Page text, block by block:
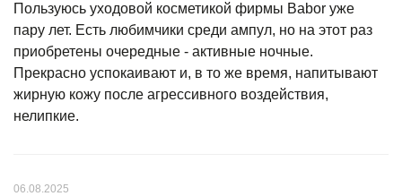
Пользуюсь уходовой косметикой фирмы Babor уже
пару лет. Есть любимчики среди ампул, но на этот раз
приобретены очередные - активные ночные.
Прекрасно успокаивают и, в то же время, напитывают
жирную кожу после агрессивного воздействия,
нелипкие.
06.08.2025